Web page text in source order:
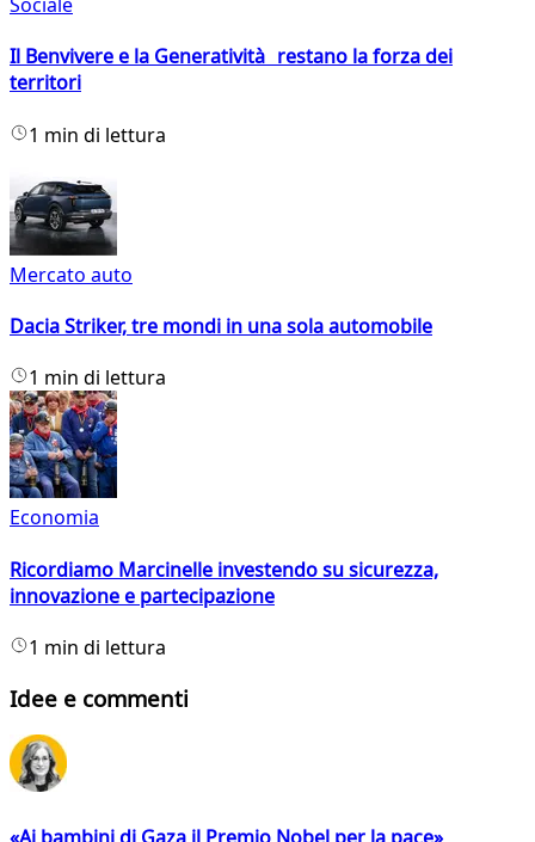
Il Benvivere e la Generatività restano la forza dei
territori
1 min di lettura
Mercato auto
Dacia Striker, tre mondi in una sola automobile
1 min di lettura
Economia
Ricordiamo Marcinelle investendo su sicurezza,
innovazione e partecipazione
1 min di lettura
Idee e commenti
«Ai bambini di Gaza il Premio Nobel per la pace»